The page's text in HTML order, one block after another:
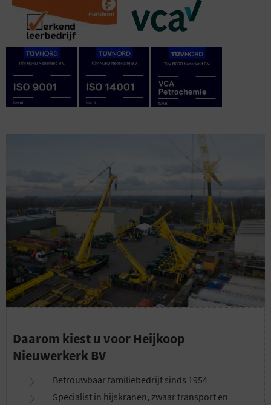
Daarom kiest u voor Heijkoop
Nieuwerkerk BV
Betrouwbaar familiebedrijf sinds 1954
Specialist in hijskranen, zwaar transport en